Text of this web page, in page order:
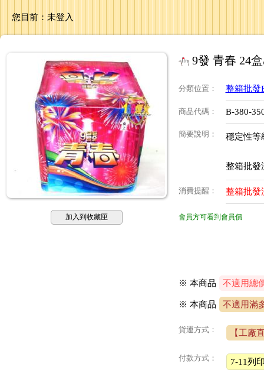
您目前： 未登入
加入到收藏匣
9發 青春 24
分類位置 ： 整箱批發
商品代碼： B-380-
簡要說明 ： 穩定性
整箱批發
消費提醒 ： 整箱批發
會員方可看到會員價
※ 本商品 不適用總
※ 本商品 不適用滿
貨運方式： 【工廠
付款方式： 7-11列